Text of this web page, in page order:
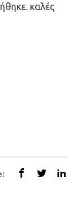
καλές